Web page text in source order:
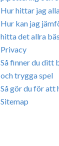
Hur hittar jag
Hur kan jag
hitta det allra
Privacy
Så finner du ditt
och trygga spel
Så gör du för att
Sitemap